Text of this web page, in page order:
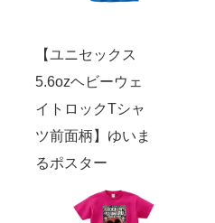
【ユニセックス
5.6ozヘビーウェ
イトロックTシャ
ツ前面柄】ゆいま
るポスター